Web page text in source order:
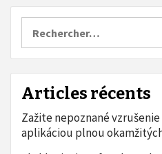
Articles récents
Zažite nepoznané
aplikáciou plnou